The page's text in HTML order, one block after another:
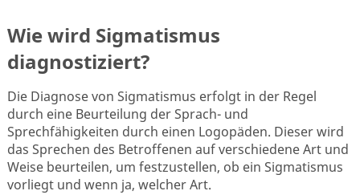
Wie wird Sigmatismus
diagnostiziert?
Die Diagnose von Sigmatismus erfolgt in der Regel
durch eine Beurteilung der Sprach- und
Sprechfähigkeiten durch einen Logopäden. Dieser wird
das Sprechen des Betroffenen auf verschiedene Art und
Weise beurteilen, um festzustellen, ob ein Sigmatismus
vorliegt und wenn ja, welcher Art.